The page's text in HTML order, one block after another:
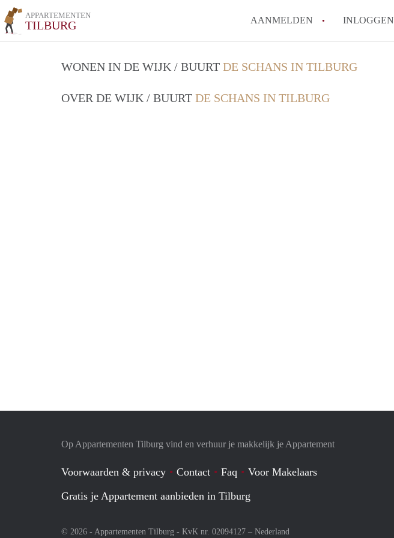
APPARTEMENTEN
TILBURG AANMELDEN INLOGGEN
WONEN IN DE WIJK / BUURT DE SCHANS IN TILBURG
OVER DE WIJK / BUURT DE SCHANS IN TILBURG
Op Appartementen Tilburg vind en verhuur je makkelijk je Appartement
Voorwaarden & privacy Contact Faq
Voor Makelaars
Gratis je Appartement aanbieden in Tilburg
© 2026 - Appartementen Tilburg - KvK nr. 02094127 – Nederland